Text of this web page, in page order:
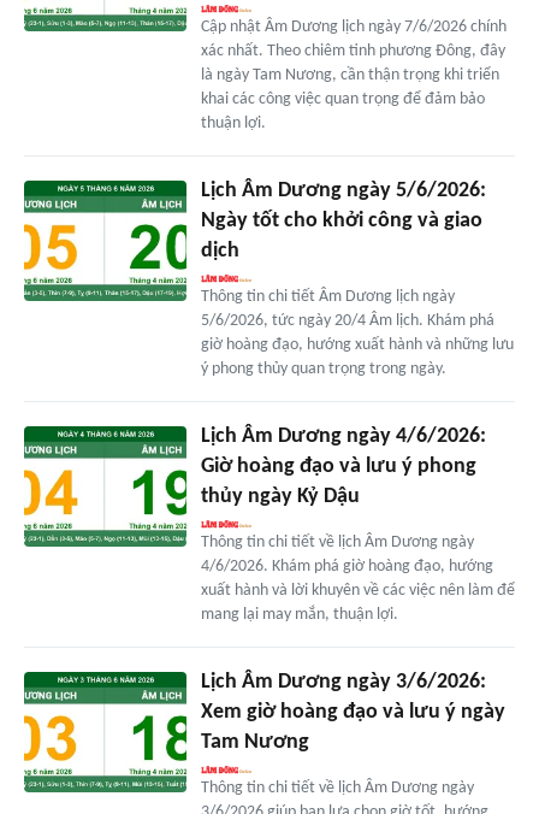
Cập nhật Âm Dương lịch ngày 7/6/2026 chính
xác nhất. Theo chiêm tinh phương Đông, đây
là ngày Tam Nương, cần thận trọng khi triển
khai các công việc quan trọng để đảm bảo
thuận lợi.
Lịch Âm Dương ngày 5/6/2026:
Ngày tốt cho khởi công và giao
dịch
Thông tin chi tiết Âm Dương lịch ngày
5/6/2026, tức ngày 20/4 Âm lịch. Khám phá
giờ hoàng đạo, hướng xuất hành và những lưu
ý phong thủy quan trọng trong ngày.
Lịch Âm Dương ngày 4/6/2026:
Giờ hoàng đạo và lưu ý phong
thủy ngày Kỷ Dậu
Thông tin chi tiết về lịch Âm Dương ngày
4/6/2026. Khám phá giờ hoàng đạo, hướng
xuất hành và lời khuyên về các việc nên làm để
mang lại may mắn, thuận lợi.
Lịch Âm Dương ngày 3/6/2026:
Xem giờ hoàng đạo và lưu ý ngày
Tam Nương
Thông tin chi tiết về lịch Âm Dương ngày